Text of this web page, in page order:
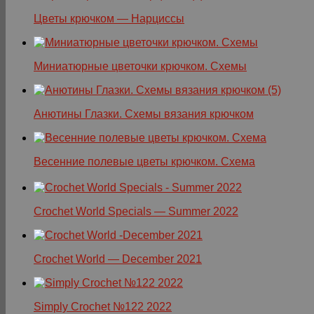
Цветы крючком — Нарциссы
Миниатюрные цветочки крючком. Схемы
Анютины Глазки. Схемы вязания крючком
Весенние полевые цветы крючком. Схема
Crochet World Specials — Summer 2022
Crochet World — December 2021
Simply Crochet №122 2022